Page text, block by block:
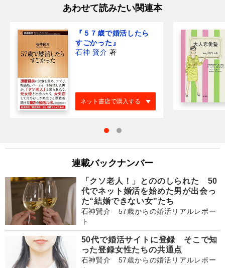
あわせて読みたい関連本
『５７歳で婚活したら
すごかった』
石神 賢介 著
ネット書店で購入する
連載バックナンバー
「クソ老人！」とののしられた 50
代でネット婚活を始めた男が出会っ
た“結婚できない女”たち
石神賢介 57歳からの婚活リアルレポー
ト
50代で婚活サイトに登録 そこで知
った登録女性たちの共通点
石神賢介 57歳からの婚活リアルレポー